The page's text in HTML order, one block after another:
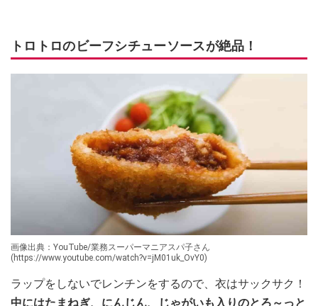
トロトロのビーフシチューソースが絶品！
画像出典：YouTube/業務スーパーマニアスパ子さん
(https://www.youtube.com/watch?v=jM01uk_OvY0)
ラップをしないでレンチンをするので、衣はサックサク！
中にはたまねぎ、にんじん、じゃがいも入りのとろ～っと